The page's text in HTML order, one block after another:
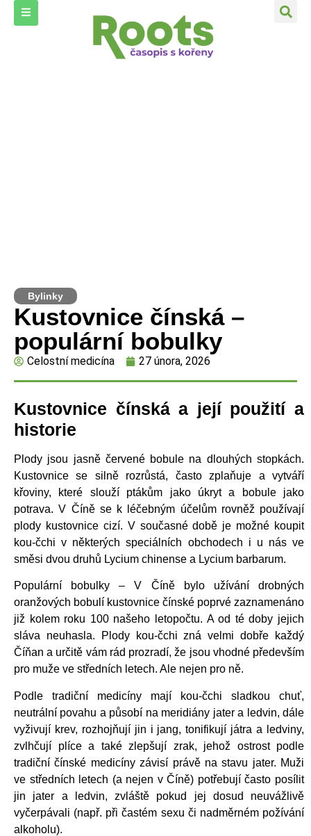
Bylinky
Kustovnice čínská –
populární bobulky
Celostní medicína 27 února, 2026
Kustovnice čínská a její použití a
historie
Plody jsou jasně červené bobule na dlouhých stopkách.
Kustovnice se silně rozrůstá, často zplaňuje a vytváří
křoviny, které slouží ptákům jako úkryt a bobule jako
potrava. V Číně se k léčebným účelům rovněž používají
plody kustovnice cizí. V současné době je možné koupit
kou-čchi v některých speciálních obchodech i u nás ve
směsi dvou druhů Lycium chinense a Lycium barbarum.
Populární bobulky – V Číně bylo užívání drobných
oranžových bobulí kustovnice čínské poprvé zaznamenáno
již kolem roku 100 našeho letopočtu. A od té doby jejich
sláva neuhasla. Plody kou-čchi zná velmi dobře každý
Číňan a určitě vám rád prozradí, že jsou vhodné především
pro muže ve středních letech. Ale nejen pro ně.
Podle tradiční medicíny mají kou-čchi sladkou chuť,
neutrální povahu a působí na meridiány jater a ledvin, dále
vyživují krev, rozhojňují jin i jang, tonifikují játra a ledviny,
zvlhčují plíce a také zlepšují zrak, jehož ostrost podle
tradiční čínské medicíny závisí právě na stavu jater. Muži
ve středních letech (a nejen v Číně) potřebují často posílit
jin jater a ledvin, zvláště pokud jej dosud neuvážlivě
vyčerpávali (např. při častém sexu či nadměrném požívání
alkoholu).